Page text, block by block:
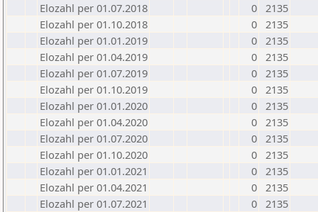
Elozahl per 01.07.2018
0 2135
Elozahl per 01.10.2018
0 2135
Elozahl per 01.01.2019
0 2135
Elozahl per 01.04.2019
0 2135
Elozahl per 01.07.2019
0 2135
Elozahl per 01.10.2019
0 2135
Elozahl per 01.01.2020
0 2135
Elozahl per 01.04.2020
0 2135
Elozahl per 01.07.2020
0 2135
Elozahl per 01.10.2020
0 2135
Elozahl per 01.01.2021
0 2135
Elozahl per 01.04.2021
0 2135
Elozahl per 01.07.2021
0 2135